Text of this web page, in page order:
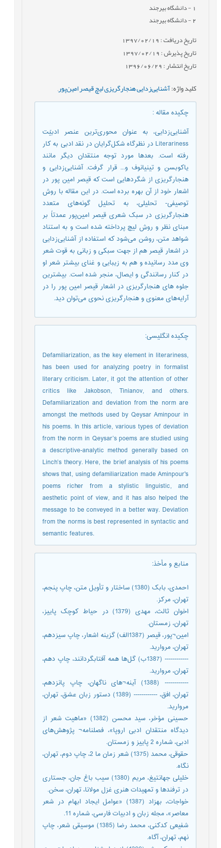
- دانشگاه بیرجند
2- دانشگاه بیرجند
تاریخ دریافت : 1397/02/19
تاریخ پذیرش : 1397/02/19
تاریخ انتشار : 1396/06/29
کلید واژه:آشنایی‌زدایی هنجارگریزی لیچ قیصر امین‌پور,
چکیده مقاله:
آشنایی‌زدایی، به عنوان محوری‌ترین عنصر ادبیّت
Literariness در نظرگاه شکل‌گرایان در نقد ادبی به کار
رفته است. بعدها مورد توجه منتقدان دیگر مانند
یاکوبسن و تینیانوف و... قرار گرفت. آشنایی‌زدایی و
هنجارگریزی از شگردهایی است که قیصر امین پور در
اشعار خود از آن بهره برده است. در این مقاله با روش
توصیفی- تحلیلی، به تحلیل گونه‌های متعدد
هنجارگریزی در سبک شعری قیصر امین‌پور عمدتاً بر
مبنای نظر و روش لیچ پرداخته شده است و به استناد
شواهد متن، روشن می‌شود که استفاده از آشنایی‌زدایی
در اشعار قیصر هم از جهت سبکی و زبانی به قوت شعر
وی مدد رسانیده و هم به زیبایی و غنای بیشتر شعر او
در کنار رسانندگی و ایصال، منجر شده است. بیشترین
جلوه های هنجارگریزی در اشعار قیصر امین پور را در
آرایه‌های معنوی و هنجارگریزی نحوی می‌توان دید.
چکیده انگلیسی:
Defamiliarization, as the key element in literariness,
has been used for analyzing poetry in formalist
literary criticism. Later, it got the attention of other
critics like Jakobson, Tinianov, and others.
Defamiliarization and deviation from the norm are
amongst the methods used by Qeysar Aminpour in
his poems. In this article, various types of deviation
from the norm in Qeysar’s poems are studied using
a descriptive-analytic method generally based on
Linch’s theory. Here, the brief analysis of his poems
shows that, using defamiliarization made Aminpour's
poems richer from a stylistic linguistic, and
aesthetic point of view, and it has also helped the
message to be conveyed in a better way. Deviation
from the norms is best represented in syntactic and
semantic features.
منابع و مأخذ:
احمدی، بابک (1380) ساختار و تأویل متن، چاپ پنجم،
تهران، مرکز.
اخوان ثالث، مهدی (1379) در حیاط کوچک پاییز،
تهران، زمستان.
امین¬پور، قیصر (1387الف) گزینه اشعار، چاپ سیزدهم،
تهران، مروارید.
------------ (1387ب) گل‌ها همه آفتابگردانند، چاپ دهم،
تهران، مروارید.
------------ (1388) آینه¬های ناگهان، چاپ پانزدهم،
تهران، افق، ------------ (1389) دستور زبان عشق، تهران،
مروارید.
حسینی مؤخر، سید محسن (1382) «ماهیت شعر از
دیدگاه منتقدان ادبی اروپا»، فصلنامه¬ پژوهش‌های
ادبی، شماره 2 پاییز و زمستان.
حقوقی، محمد (1375) شعر زمان ما 2، چاپ دوم، تهران،
نگاه.
خلیلی جهانتیغ، مریم (1380) سیب باغ جان، جستاری
در ترفندها و تمهیدات هنری غزل مولانا، تهران، سخن.
خواجات، بهزاد (1387) «عوامل ایجاد ابهام در شعر
معاصر»، مجله زبان و ادبیات فارسی، شماره 11.
شفیعی کدکنی، محمد رضا (1385) موسیقی شعر، چاپ
نهم، تهران، آگاه.